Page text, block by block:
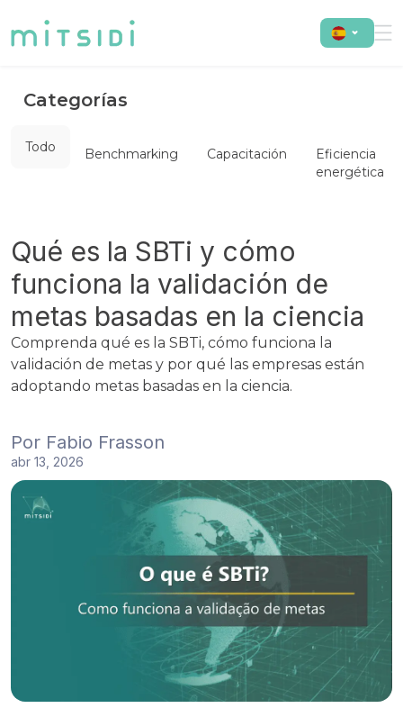
Categorías
Todo Benchmarking Capacitación
Eficiencia
energética
Qué es la SBTi y cómo
funciona la validación de
metas basadas en la ciencia
Comprenda qué es la SBTi, cómo funciona la
validación de metas y por qué las empresas están
adoptando metas basadas en la ciencia.
Por Fabio Frasson
abr 13, 2026